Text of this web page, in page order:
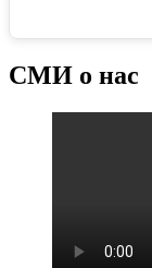
СМИ о нас